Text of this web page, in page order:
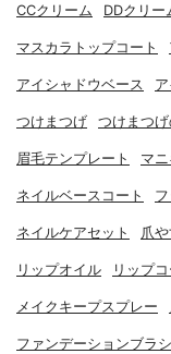
CCクリーム DDクリー
マスカラトップコート
アイシャドウベース
つけまつげ つけまつげ
眉毛テンプレート マ
ネイルベースコート
ネイルケアセット 爪
リップオイル リップコ
メイクキープスプレー
ファンデーションブラシ